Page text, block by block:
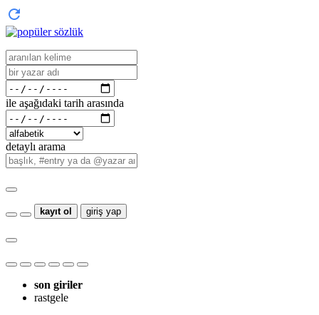
ile aşağıdaki tarih arasında
detaylı arama
kayıt ol giriş yap
son giriler
rastgele